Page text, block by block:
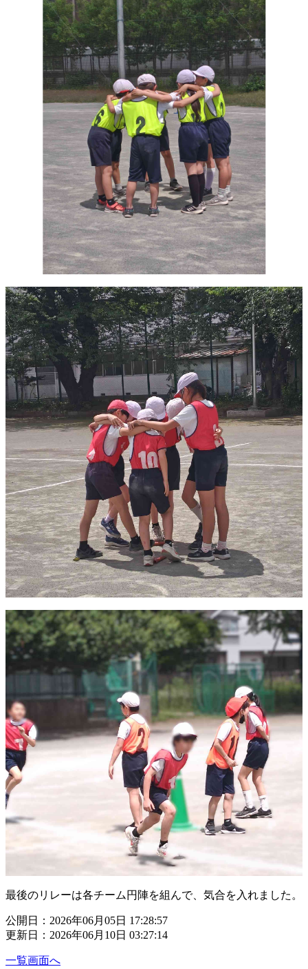
最後のリレーは各チーム円陣を組んで、気合を入れました。
公開日：2026年06月05日 17:28:57
更新日：2026年06月10日 03:27:14
一覧画面へ